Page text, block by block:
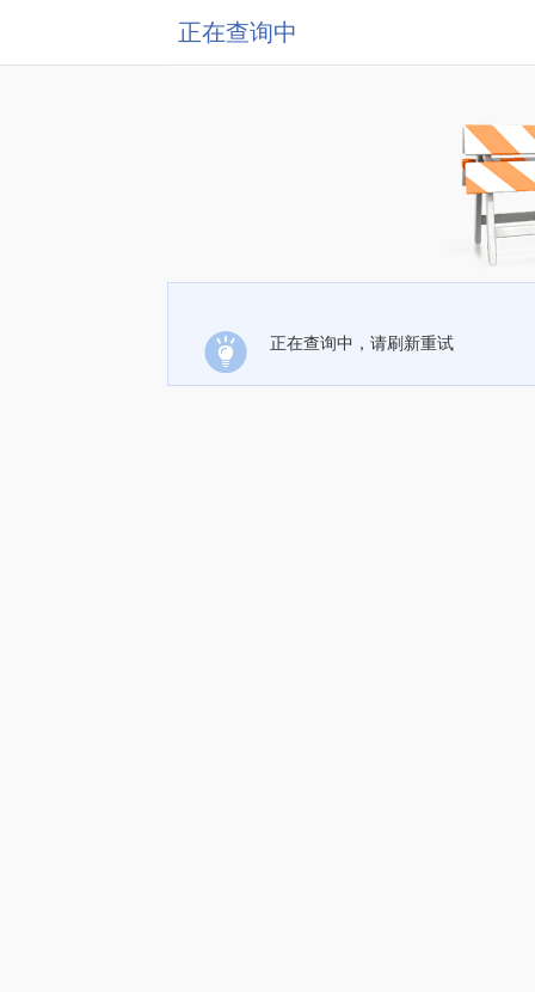
正在查询中
正在查询中，请刷新重试